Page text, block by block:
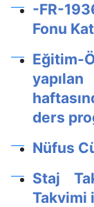
-FR-
Fonu
ders
Nüfus
Staj
Takvimi